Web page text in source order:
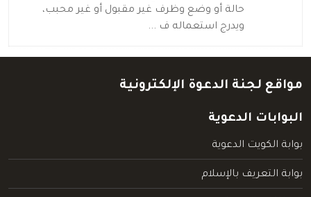
حالة أو وضع وظرف غير مقبول أو غير محبب،
ويدرج استعماله ف ...
مواقع لجنة الدعوة الإلكترونية
البوابات الدعوية
بوابة الكويت الدعوية
بوابة التعريف بالإسلام